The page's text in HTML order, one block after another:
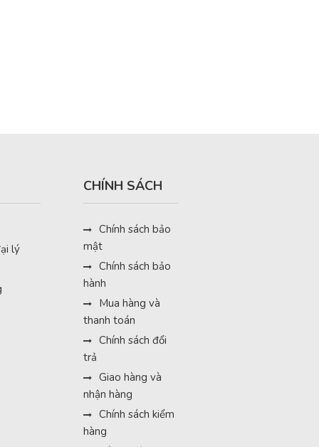
lý
CHÍNH SÁCH
Chính sách bảo
mật
Chính sách bảo
hành
Mua hàng và
thanh toán
Chính sách đổi
trả
Giao hàng và
nhận hàng
Chính sách kiểm
hàng